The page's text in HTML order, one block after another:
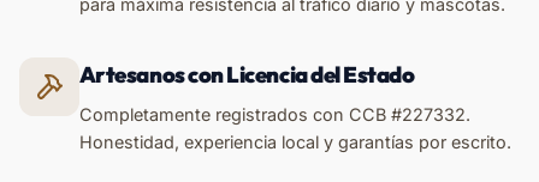
Artesanos con Licencia del Estado
Completamente registrados con CCB #227332.
Honestidad, experiencia local y garantías por escrito.